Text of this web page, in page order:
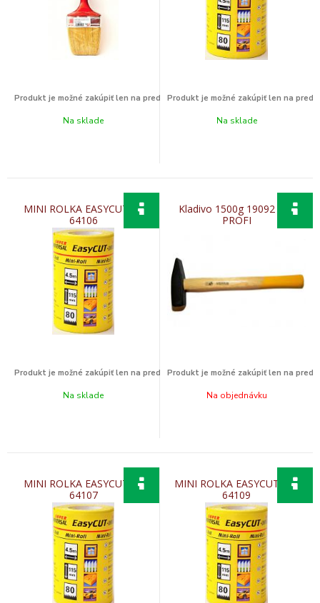
Na sklade Na sklade
MINI ROLKA EASYCUT 60
64106
Na sklade
Kladivo 1500g 19092 buk
PROFI
Na objednávku
MINI ROLKA EASYCUT 80
64107
MINI ROLKA EASYCUT 120
64109